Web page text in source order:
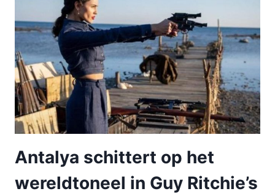
Antalya schittert op het
wereldtoneel in Guy Ritchie’s